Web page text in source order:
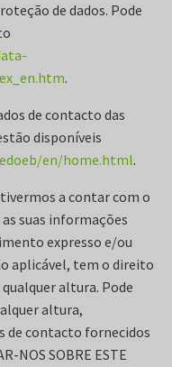
de dados. Pode
.
de contacto das
disponíveis
en/home.html.
a contar com o
suas informações
expresso e/ou
aplicável, tem o direito
altura. Pode
altura,
de contacto fornecidos
NOS SOBRE ESTE